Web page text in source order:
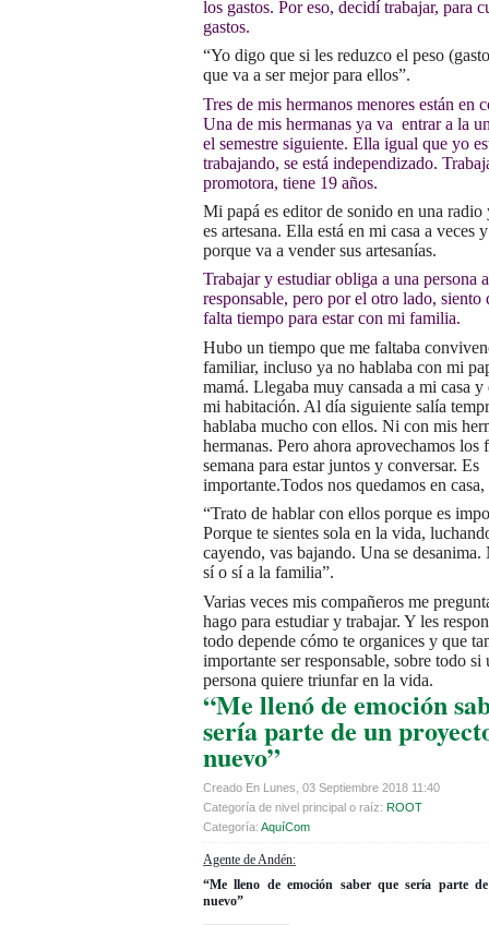
los gastos. Por eso, decidí trabajar, para
gastos.
“Yo digo que si les reduzco el peso
que va a ser mejor para ellos”.
Tres de mis hermanos menores están en
Una de mis hermanas ya va entrar a la
el semestre siguiente. Ella igual que yo
trabajando, se está independizado.
promotora, tiene 19 años.
Mi papá es editor de sonido en una radio
es artesana. Ella está en mi casa a veces
porque va a vender sus artesanías.
Trabajar y estudiar obliga a una persona
responsable, pero por el otro lado, siento
falta tiempo para estar con mi familia.
Hubo un tiempo que me faltaba
familiar, incluso ya no hablaba con mi
mamá. Llegaba muy cansada a mi casa y
mi habitación. Al día siguiente salía
hablaba mucho con ellos. Ni con mis
hermanas. Pero ahora aprovechamos los
semana para estar juntos y conversar. Es
importante.Todos nos quedamos en casa,
“Trato de hablar con ellos porque es
Porque te sientes sola en la vida,
cayendo, vas bajando. Una se desanima.
sí o sí a la familia”.
Varias veces mis compañeros me
hago para estudiar y trabajar. Y les
todo depende cómo te organices y que
importante ser responsable, sobre todo si
persona quiere triunfar en la vida.
“Me llenó de emoción
sería parte de un
nuevo”
Creado En Lunes, 03 Septiembre 2018 11:40
Categoría de nivel principal o raíz: ROOT
Categoría: AquíCom
Agente de Andén:
“Me lleno de emoción saber que sería parte
nuevo”